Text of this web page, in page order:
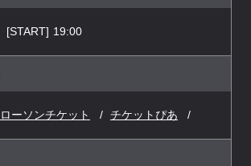
[START] 19:00
ローソンチケット チケットぴあ